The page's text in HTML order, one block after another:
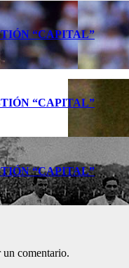
“CAPITAL”
“CAPITAL”
“CAPITAL”
un comentario.